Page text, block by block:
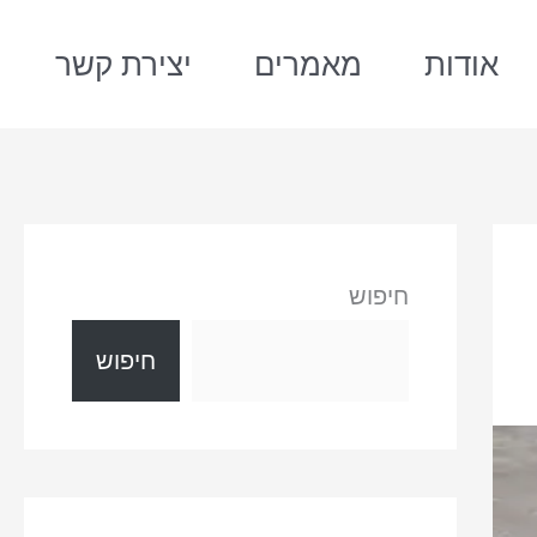
אודות מאמרים יצירת קשר
חיפוש
חיפוש